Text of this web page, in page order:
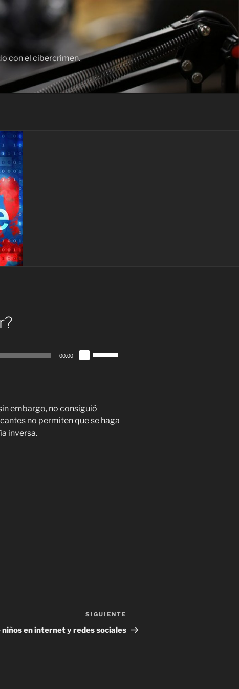
con el cibercrimen.
00:00
las
arriba/abajo
para
embargo, no consiguió
no permiten que se haga
inversa.
entrada
SIGUIENTE
niños en internet y redes sociales